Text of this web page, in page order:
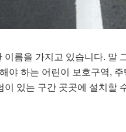
름을 가지고 있습니다. 말
야 하는 어린이 보호구역,
있는 구간 곳곳에 설치할